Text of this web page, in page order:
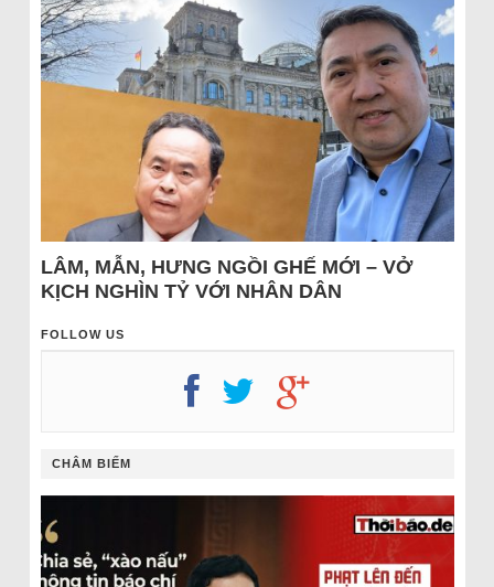
LÂM, MẪN, HƯNG NGỒI GHẾ MỚI – VỞ
KỊCH NGHÌN TỶ VỚI NHÂN DÂN
FOLLOW US
CHÂM BIẾM